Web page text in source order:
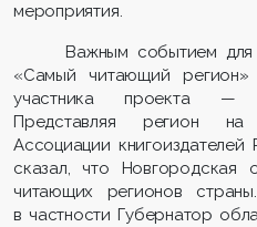
мероприятия.
Важным событием
«Самый читающий регион»
участника проекта —
Представляя регион на
Ассоциации книгоиздателей
сказал, что
читающих регионов
в частности Губернатор